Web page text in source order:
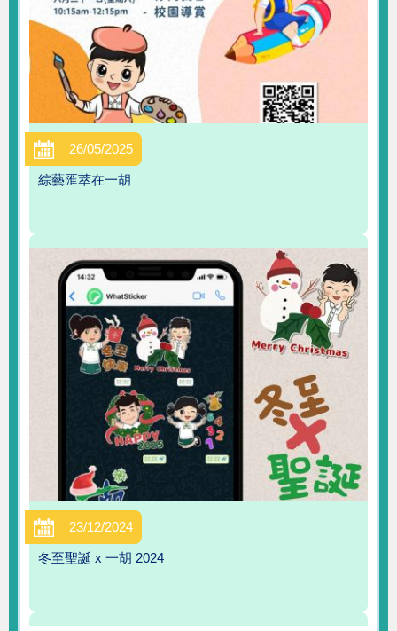
26/05/2025
綜藝匯萃在一胡
23/12/2024
冬至聖誕 x 一胡 2024